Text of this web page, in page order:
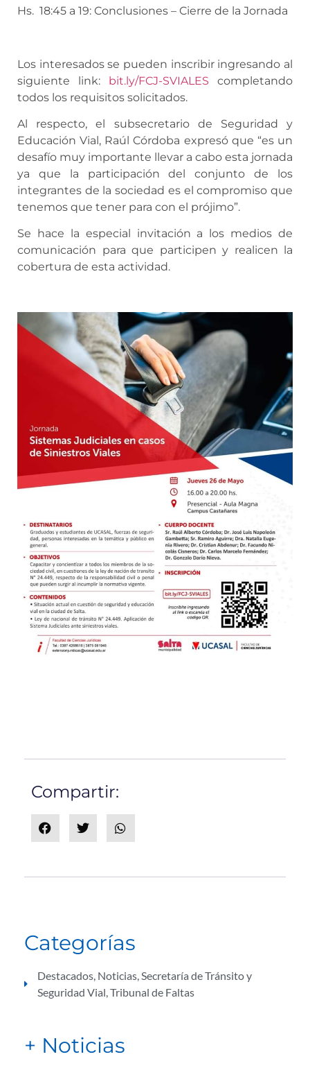
Hs. 18:45 a 19: Conclusiones – Cierre de la Jornada
Los interesados se pueden inscribir ingresando al
siguiente link: bit.ly/FCJ-SVIALES completando
todos los requisitos solicitados.
Al respecto, el subsecretario de Seguridad y
Educación Vial, Raúl Córdoba expresó que “es un
desafío muy importante llevar a cabo esta jornada
ya que la participación del conjunto de los
integrantes de la sociedad es el compromiso que
tenemos que tener para con el prójimo”.
Se hace la especial invitación a los medios de
comunicación para que participen y realicen la
cobertura de esta actividad.
Compartir:
Categorías
Destacados, Noticias,Secretaría de Tránsito y
Seguridad Vial,Tribunal de Faltas
+ Noticias